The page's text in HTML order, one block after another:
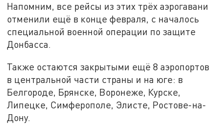
Напомним, все рейсы из этих трёх аэрогавани
отменили ещё в конце февраля, с началось
специальной военной операции по защите
Донбасса.
Также остаются закрытыми ещё 8 аэропортов
в центральной части страны и на юге: в
Белгороде, Брянске, Воронеже, Курске,
Липецке, Симферополе, Элисте, Ростове-на-
Дону.